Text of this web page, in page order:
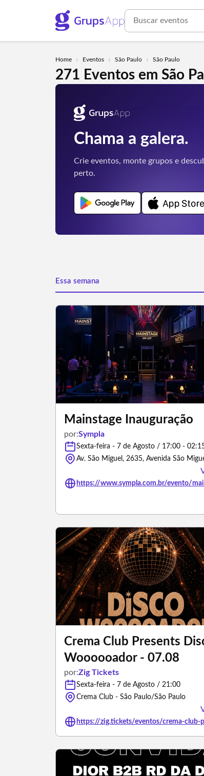
Home › Eventos › São Paulo › São Paulo
271 Eventos em São
Chama a galera.
Crie eventos, monte grupos e
perto.
Essa semana
Mainstage Inauguração
por:Sympla
Sexta-feira - 7 de Agosto / 17:00 -
Crema Club Presents
Woooooador - 07.08
por:Zig Tickets
Sexta-feira - 7 de Agosto / 21:00
Crema Club - São Paulo/São Paulo